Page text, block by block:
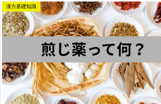
漢方基礎知識